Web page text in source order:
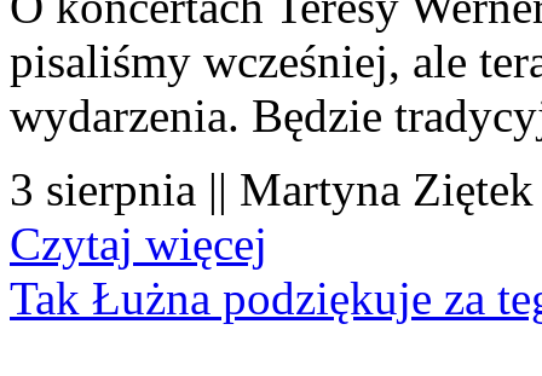
pisaliśmy wcześniej, ale
wydarzenia. Będzie
3 sierpnia || Martyna
Czytaj więcej
Tak Łużna podziękuje za